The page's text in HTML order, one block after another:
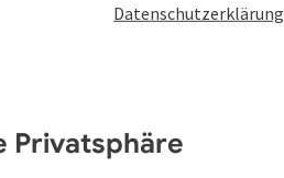
Datenschutzerklärung
Privatsphäre